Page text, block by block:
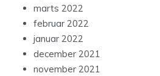
marts 2022
februar 2022
januar 2022
december 2021
november 2021